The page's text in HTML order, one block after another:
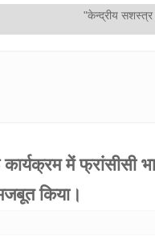
"केन्द्रीय सशस्‍त्र पुलिस
में फ्रांसीसी
किया।